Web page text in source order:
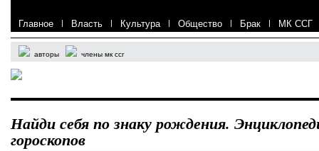
Главное | Власть | Культура | Общество | Брак | МК ССГ
авторы члены мк ссг
Найди себя по знаку рождения.
гороскопов